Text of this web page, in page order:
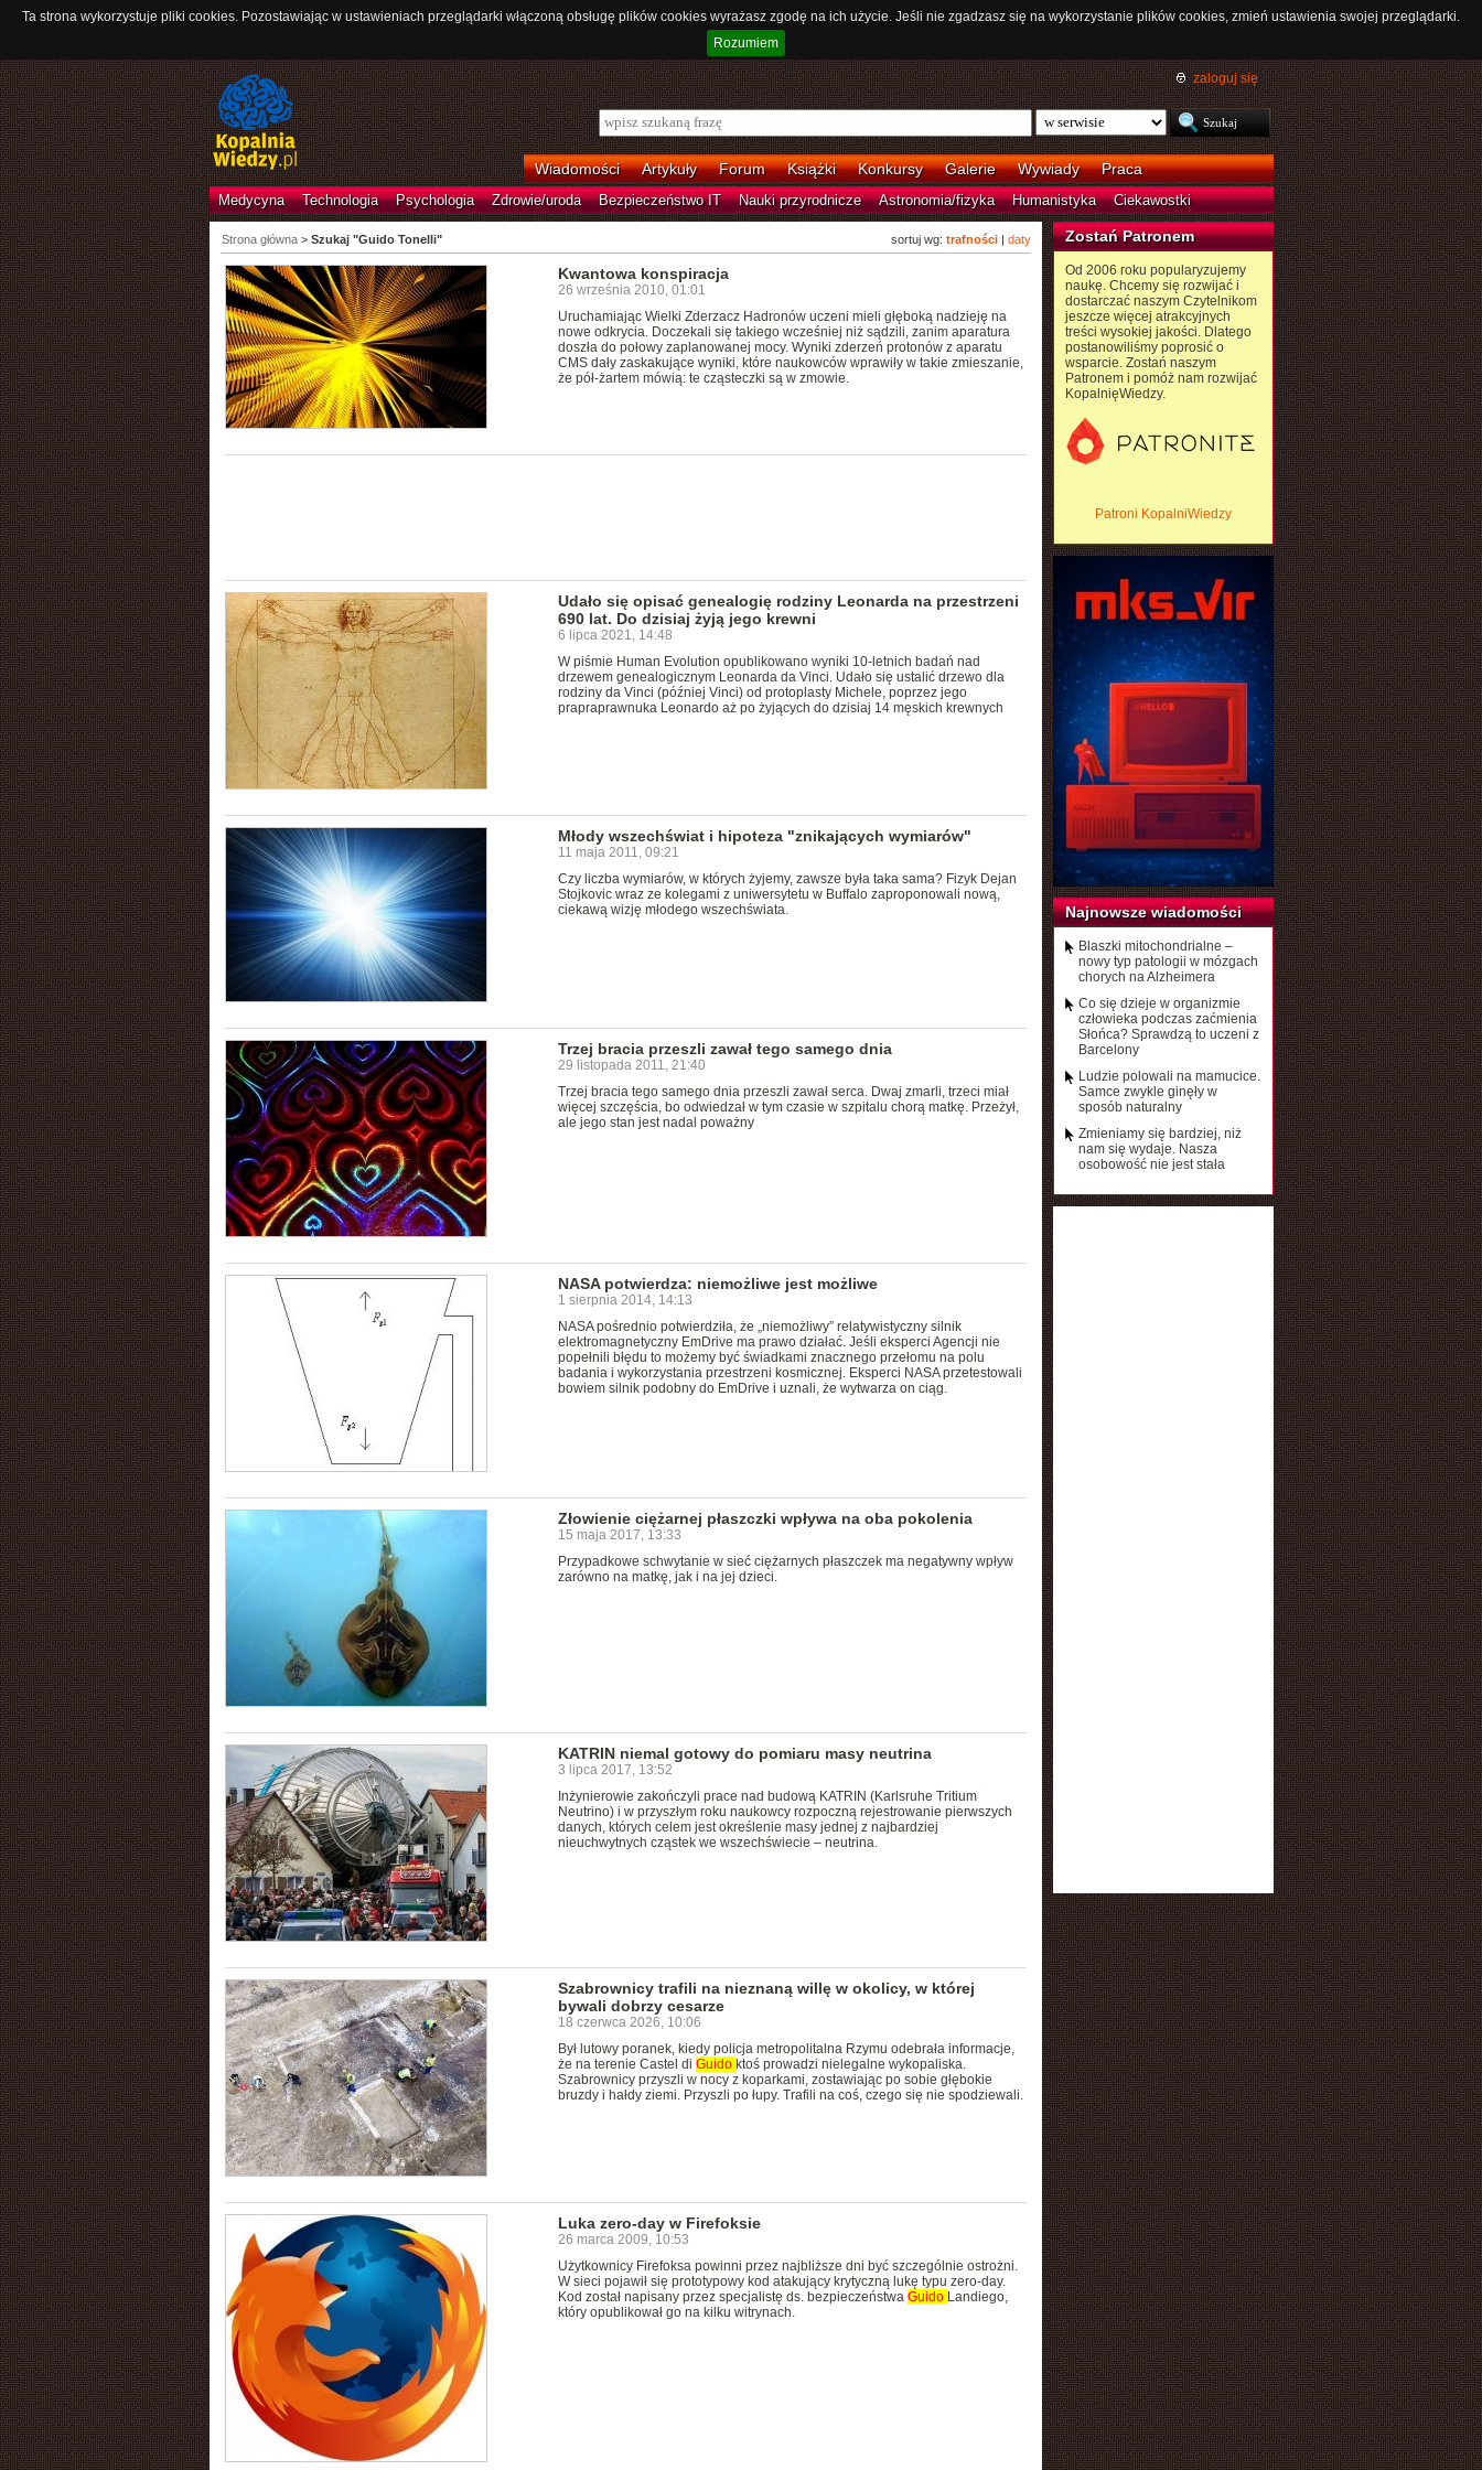
Ta strona wykorzystuje pliki cookies. Pozostawiając w ustawieniach przeglądarki włączoną obsługę plików cookies wyrażasz zgodę na ich użycie. Jeśli nie zgadzasz się na wykorzystanie plików cookies, zmień ustawienia swojej przeglądarki.
Rozumiem
zaloguj się
Wiadomości Artykuły Forum Książki Konkursy Galerie Wywiady Praca
Medycyna Technologia Psychologia Zdrowie/uroda Bezpieczeństwo IT Nauki przyrodnicze Astronomia/fizyka Humanistyka Ciekawostki
sortuj wg: trafności| daty
Strona główna> Szukaj "Guido Tonelli"
Kwantowa konspiracja
26 września 2010, 01:01
Uruchamiając Wielki Zderzacz Hadronów uczeni mieli głęboką nadzieję na
nowe odkrycia. Doczekali się takiego wcześniej niż sądzili, zanim aparatura
doszła do połowy zaplanowanej mocy. Wyniki zderzeń protonów z aparatu
CMS dały zaskakujące wyniki, które naukowców wprawiły w takie zmieszanie,
że pół-żartem mówią: te cząsteczki są w zmowie.
Udało się opisać genealogię rodziny Leonarda na przestrzeni
690 lat. Do dzisiaj żyją jego krewni
6 lipca 2021, 14:48
W piśmie Human Evolution opublikowano wyniki 10-letnich badań nad
drzewem genealogicznym Leonarda da Vinci. Udało się ustalić drzewo dla
rodziny da Vinci (później Vinci) od protoplasty Michele, poprzez jego
prapraprawnuka Leonardo aż po żyjących do dzisiaj 14 męskich krewnych
Młody wszechświat i hipoteza "znikających wymiarów"
11 maja 2011, 09:21
Czy liczba wymiarów, w których żyjemy, zawsze była taka sama? Fizyk Dejan
Stojkovic wraz ze kolegami z uniwersytetu w Buffalo zaproponowali nową,
ciekawą wizję młodego wszechświata.
Trzej bracia przeszli zawał tego samego dnia
29 listopada 2011, 21:40
Trzej bracia tego samego dnia przeszli zawał serca. Dwaj zmarli, trzeci miał
więcej szczęścia, bo odwiedzał w tym czasie w szpitalu chorą matkę. Przeżył,
ale jego stan jest nadal poważny
NASA potwierdza: niemożliwe jest możliwe
1 sierpnia 2014, 14:13
NASA pośrednio potwierdziła, że „niemożliwy” relatywistyczny silnik
elektromagnetyczny EmDrive ma prawo działać. Jeśli eksperci Agencji nie
popełnili błędu to możemy być świadkami znacznego przełomu na polu
badania i wykorzystania przestrzeni kosmicznej. Eksperci NASA przetestowali
bowiem silnik podobny do EmDrive i uznali, że wytwarza on ciąg.
Złowienie ciężarnej płaszczki wpływa na oba pokolenia
15 maja 2017, 13:33
Przypadkowe schwytanie w sieć ciężarnych płaszczek ma negatywny wpływ
zarówno na matkę, jak i na jej dzieci.
KATRIN niemal gotowy do pomiaru masy neutrina
3 lipca 2017, 13:52
Inżynierowie zakończyli prace nad budową KATRIN (Karlsruhe Tritium
Neutrino) i w przyszłym roku naukowcy rozpoczną rejestrowanie pierwszych
danych, których celem jest określenie masy jednej z najbardziej
nieuchwytnych cząstek we wszechświecie – neutrina.
Szabrownicy trafili na nieznaną willę w okolicy, w której
bywali dobrzy cesarze
18 czerwca 2026, 10:06
Był lutowy poranek, kiedy policja metropolitalna Rzymu odebrała informacje,
że na terenie Castel di Guido ktoś prowadzi nielegalne wykopaliska.
Szabrownicy przyszli w nocy z koparkami, zostawiając po sobie głębokie
bruzdy i hałdy ziemi. Przyszli po łupy. Trafili na coś, czego się nie spodziewali.
Luka zero-day w Firefoksie
26 marca 2009, 10:53
Użytkownicy Firefoksa powinni przez najbliższe dni być szczególnie ostrożni.
W sieci pojawił się prototypowy kod atakujący krytyczną lukę typu zero-day.
Kod został napisany przez specjalistę ds. bezpieczeństwa Guido Landiego,
który opublikował go na kilku witrynach.
Zostań Patronem
Od 2006 roku popularyzujemy
naukę. Chcemy się rozwijać i
dostarczać naszym Czytelnikom
jeszcze więcej atrakcyjnych
treści wysokiej jakości. Dlatego
postanowiliśmy poprosić o
wsparcie. Zostań naszym
Patronem i pomóż nam rozwijać
KopalnięWiedzy.
Patroni KopalniWiedzy
Najnowsze wiadomości
Blaszki mitochondrialne –
nowy typ patologii w mózgach
chorych na Alzheimera
Co się dzieje w organizmie
człowieka podczas zaćmienia
Słońca? Sprawdzą to uczeni z
Barcelony
Ludzie polowali na mamucice.
Samce zwykle ginęły w
sposób naturalny
Zmieniamy się bardziej, niż
nam się wydaje. Nasza
osobowość nie jest stała